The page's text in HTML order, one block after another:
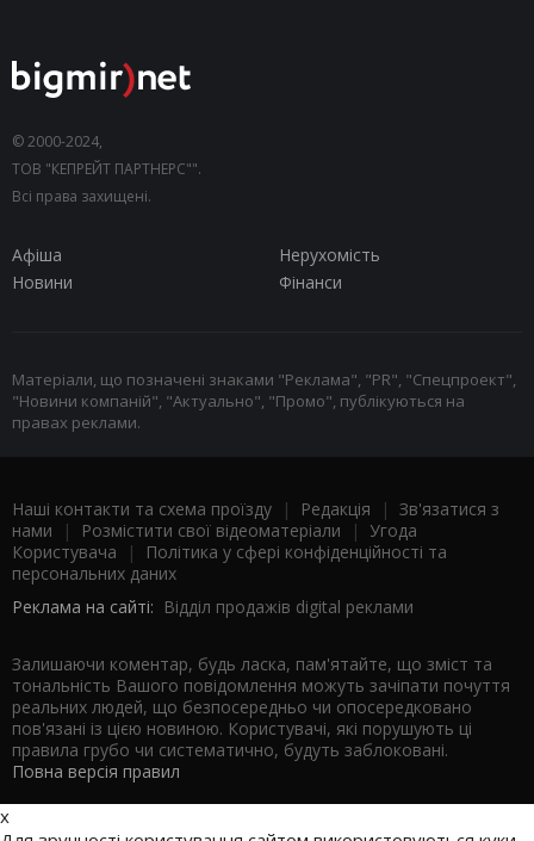
© 2000-2024,
ТОВ "КЕПРЕЙТ ПАРТНЕРС"".
Всі права захищені.
Афіша
Нерухомість
Новини
Фінанси
Матеріали, що позначені знаками "Реклама", "PR", "Спецпроект",
"Новини компаній", "Актуально", "Промо", публікуються на
правах реклами.
Наші контакти та схема проїзду | Редакція | Зв'язатися з
нами | Розмістити свої відеоматеріали | Угода
Користувача |
Політика у сфері конфіденційності та
персональних даних
Реклама на сайті: Відділ продажів digital реклами
Залишаючи коментар, будь ласка, пам'ятайте, що зміст та
тональність Вашого повідомлення можуть зачіпати почуття
реальних людей, що безпосередньо чи опосередковано
пов'язані із цією новиною. Користувачі, які порушують ці
правила грубо чи систематично, будуть заблоковані.
Повна версія правил
x